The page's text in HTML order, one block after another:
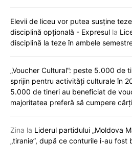
Elevii de liceu vor putea susține
disciplină opțională - Expresul la
disciplină la teze în ambele
„Voucher Cultural”: peste 5.000 de
sprijin pentru activități culturale în
5.000 de tineri au beneficiat de
majoritatea preferă să cumpere cărți
Zina la Liderul partidului „Moldova
„tiranie”, după ce conturile i-au fost